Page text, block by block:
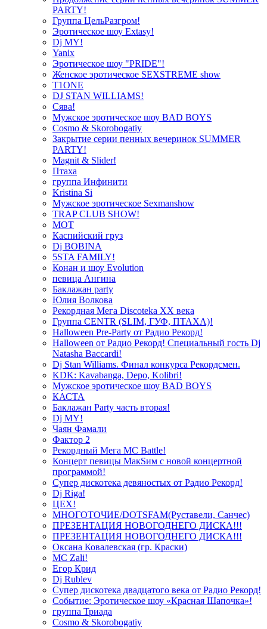
PARTY!
Группа ЦельРазгром!
Эротическое шоу Extasy!
Dj MY!
Yanix
Эротическое шоу "PRIDE"!
Женское эротическое SEXSTREME show
T1ONE
DJ STAN WILLIAMS!
Сява!
Мужское эротическое шоу BAD BOYS
Cosmo & Skorobogatiy
Закрытие серии пенных вечеринок SUMMER
PARTY!
Magnit & Slider!
Птаха
группа Инфинити
Kristina Si
Мужское эротическое Sexmanshow
TRAP CLUB SHOW!
МОТ
Каспийский груз
Dj BOBINA
5STA FAMILY!
Конан и шоу Evolution
певица Ангина
Баклажан party
Юлия Волкова
Рекордная Мега Discoteka XX века
Группа CENTR (SLIM, ГУФ, ПТАХА)!
Halloween Pre-Party от Радио Рекорд!
Halloween от Радио Рекорд! Специальный гость Dj
Natasha Baccardi!
Dj Stan Williams. Финал конкурса Рекордсмен.
KDK: Kavabanga, Depo, Kolibri!
Мужское эротическое шоу BAD BOYS
КАСТА
Баклажан Party часть вторая!
Dj MY!
Чаян Фамали
Фактор 2
Рекордный Мега МС Battle!
Концерт певицы МакSим с новой концертной
программой!
Супер дискотека девяностых от Радио Рекорд!
Dj Riga!
ЦЕХ!
МНОГОТОЧИЕ/DOTSFAM(Руставели, Санчес)
ПРЕЗЕНТАЦИЯ НОВОГОДНЕГО ДИСКА!!!
ПРЕЗЕНТАЦИЯ НОВОГОДНЕГО ДИСКА!!!
Оксана Ковалевская (гр. Краски)
MC Zali!
Егор Крид
Dj Rublev
Супер дискотека двадцатого века от Радио Рекорд!
Событие: Эротическое шоу «Красная Шапочка»!
группа Триада
Cosmo & Skorobogatiy